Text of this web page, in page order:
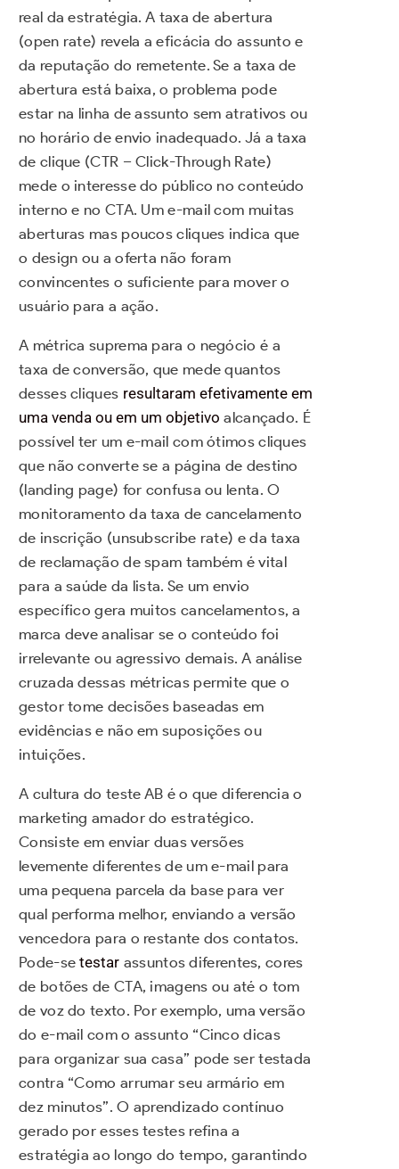
real da estratégia. A taxa de abertura
(open rate) revela a eficácia do assunto e
da reputação do remetente. Se a taxa de
abertura está baixa, o problema pode
estar na linha de assunto sem atrativos ou
no horário de envio inadequado. Já a taxa
de clique (CTR – Click-Through Rate)
mede o interesse do público no conteúdo
interno e no CTA. Um e-mail com muitas
aberturas mas poucos cliques indica que
o design ou a oferta não foram
convincentes o suficiente para mover o
usuário para a ação.
A métrica suprema para o negócio é a
taxa de conversão, que mede quantos
desses cliques resultaram efetivamente em
uma venda ou em um objetivo alcançado. É
possível ter um e-mail com ótimos cliques
que não converte se a página de destino
(landing page) for confusa ou lenta. O
monitoramento da taxa de cancelamento
de inscrição (unsubscribe rate) e da taxa
de reclamação de spam também é vital
para a saúde da lista. Se um envio
específico gera muitos cancelamentos, a
marca deve analisar se o conteúdo foi
irrelevante ou agressivo demais. A análise
cruzada dessas métricas permite que o
gestor tome decisões baseadas em
evidências e não em suposições ou
intuições.
A cultura do teste AB é o que diferencia o
marketing amador do estratégico.
Consiste em enviar duas versões
levemente diferentes de um e-mail para
uma pequena parcela da base para ver
qual performa melhor, enviando a versão
vencedora para o restante dos contatos.
Pode-setestar assuntos diferentes, cores
de botões de CTA, imagens ou até o tom
de voz do texto. Por exemplo, uma versão
do e-mail com o assunto “Cinco dicas
para organizar sua casa” pode ser testada
contra “Como arrumar seu armário em
dez minutos”. O aprendizado contínuo
gerado por esses testes refina a
estratégia ao longo do tempo, garantindo